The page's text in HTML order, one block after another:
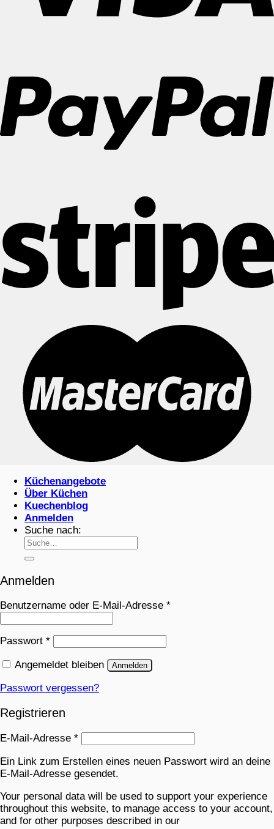
Küchenangebote
Über Küchen
Kuechenblog
Anmelden
Suche nach:
Anmelden
Benutzername oder E-Mail-Adresse *
Passwort *
Angemeldet bleiben Anmelden
Passwort vergessen?
Registrieren
E-Mail-Adresse *
Ein Link zum Erstellen eines neuen Passwort wird an deine
E-Mail-Adresse gesendet.
Your personal data will be used to support your experience
throughout this website, to manage access to your account,
and for other purposes described in our